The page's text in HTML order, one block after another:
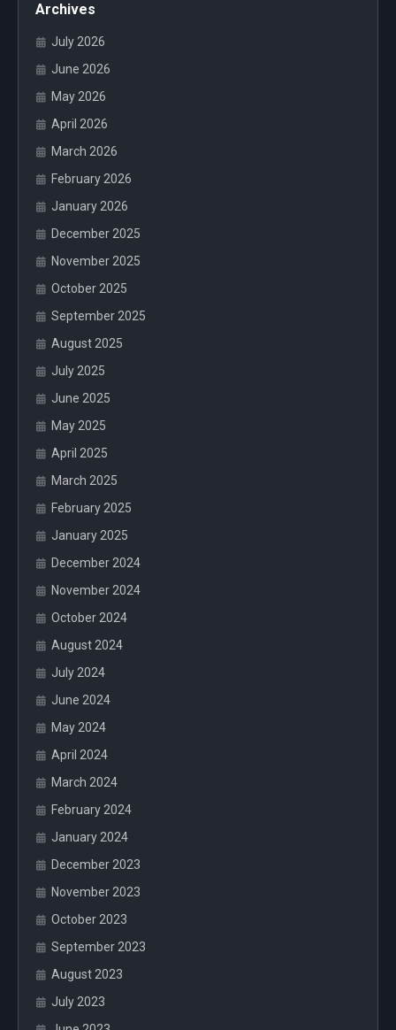
Archives
July 2026
June 2026
May 2026
April 2026
March 2026
February 2026
January 2026
December 2025
November 2025
October 2025
September 2025
August 2025
July 2025
June 2025
May 2025
April 2025
March 2025
February 2025
January 2025
December 2024
November 2024
October 2024
August 2024
July 2024
June 2024
May 2024
April 2024
March 2024
February 2024
January 2024
December 2023
November 2023
October 2023
September 2023
August 2023
July 2023